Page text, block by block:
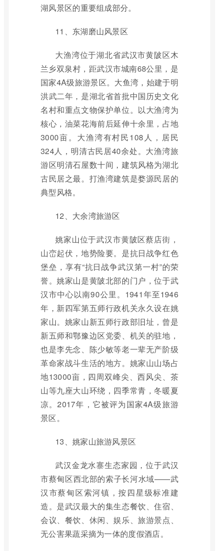
湖风景区的重要组成部分。
11、东湖磨山风景区
大渔湾位于湖北省武汉市黄陂区木
兰乡双泉村，距武汉市城南68公里，是
国家4A级旅游景区。大鱼湾，始建于明
洪武二年，是湖北省首批中国历史文化
名村和重点文物保护单位。以大渔湾为
核心，油菜花海前后延伸十余里，占地
3000亩。大渔湾有村民108人，居民
324人，明清古民居40余处。大渔湾旅
游区明清石屋数十间，建筑风格为湖北
古民居之最。打渔湾建筑是婺源民居的
典型风格。
12、大余湾旅游区
姚家山位于武汉市黄陂区蔡店街，
山峦起伏，地势险要。是抗日战争红色
堡垒，享有“抗日战争武汉第一村”的荣
誉。姚家山是黄陂北部的门户，位于武
汉市中心以南90公里。1941年至1946
年，新四军第五师行政机关永久设在姚
家山。姚家山新五师行政部旧址，曾是
新五师和鄂豫边区党委、机关的驻地，
也是李先念、陈少敏等老一辈无产阶级
革命家战斗生活的地方。姚家山山场占
地13000亩，四周双峰尖、西风尖、茶
山等九座大山环绕，四季常青，冬暖夏
凉。2017年，它被评为国家4A级旅游
景区。
13、姚家山旅游风景区
武汉金龙水寨生态家园，位于武汉
市蔡甸区西北部的索子长河水域——武
汉市蔡甸区索河镇，按四星级标准建
造。是武汉最大的集生态餐饮、住宿、
会议、餐饮、休闲、娱乐、旅游景点、
无公害果蔬采摘为一体的度假酒店。